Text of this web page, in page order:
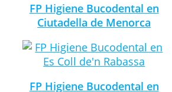
FP Higiene Bucodental en
Ciutadella de Menorca
FP Higiene Bucodental en